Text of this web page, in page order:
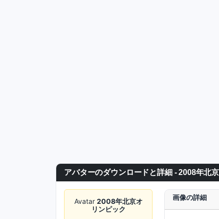
アバターのダウンロードと詳細 - 2008年北
Avatar 2008年北京オ
リンピック
画像の詳細